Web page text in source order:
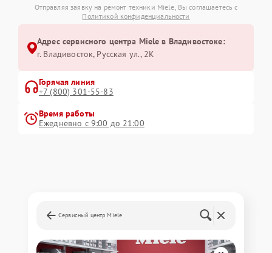
Отправляя заявку на ремонт техники Miele, Вы соглашаетесь с
Политикой конфиденциальности
Адрес сервисного центра Miele в Владивостоке:
г. Владивосток, Русская ул., 2К
Горячая линия
+7 (800) 301-55-83
Время работы
Ежедневно с 9:00 до 21:00
Сервисный центр Miele